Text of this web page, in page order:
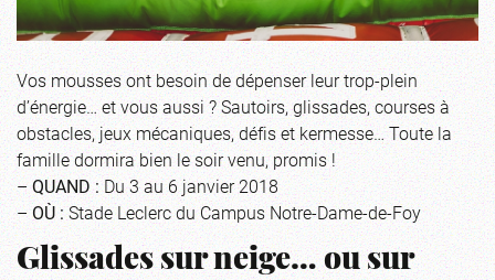
Vos mousses ont besoin de dépenser leur trop-plein
d’énergie… et vous aussi ? Sautoirs, glissades, courses à
obstacles, jeux mécaniques, défis et kermesse… Toute la
famille dormira bien le soir venu, promis !
–QUAND :Du 3 au 6 janvier 2018
–OÙ :Stade Leclerc du Campus Notre-Dame-de-Foy
Glissades sur neige… ou sur